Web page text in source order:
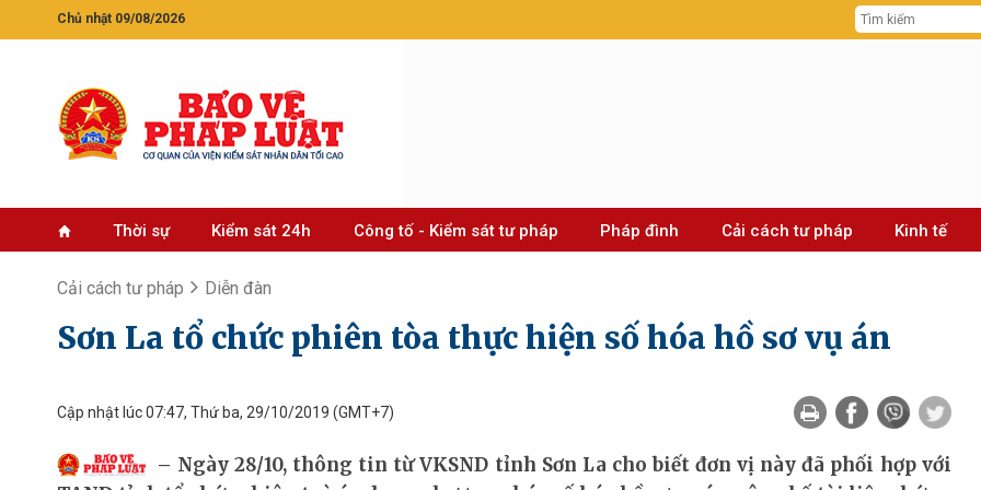
Chủ nhật 09/08/2026
Thời sự Kiểm sát 24h Công tố - Kiểm sát tư pháp Pháp đình Cải cách tư pháp Kinh tế
Cải cách tư pháp Diễn đàn
Sơn La tổ chức phiên tòa thực hiện số hóa hồ sơ vụ án
Cập nhật lúc 07:47, Thứ ba, 29/10/2019 (GMT+7)
Ngày 28/10, thông tin từ VKSND tỉnh Sơn La cho biết đơn vị này đã phối hợp với